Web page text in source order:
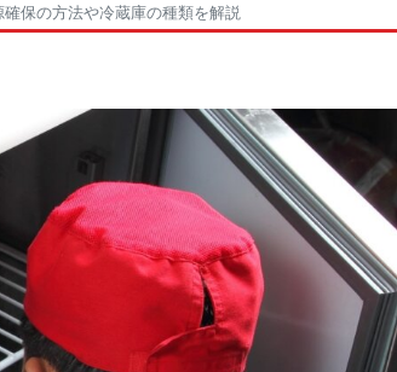
保の方法や冷蔵庫の種類を解説